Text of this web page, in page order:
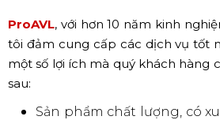
ProAVL, với hơn 10 năm kinh
tôi đảm cung cấp các dịch vụ tốt
một số lợi ích mà quý khách hàng
sau:
Sản phẩm chất lượng, có